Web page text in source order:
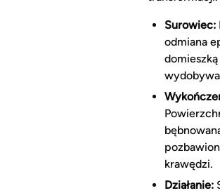
Surowiec:
odmiana
krawędzi.
Działanie: